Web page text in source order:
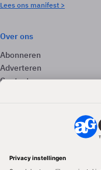
Lees ons manifest >
Over ons
Abonneren
Adverteren
Contact